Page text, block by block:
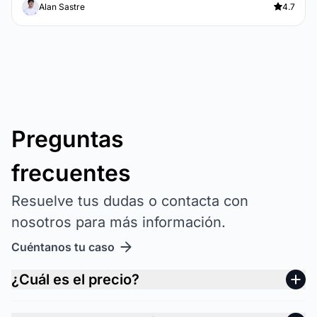
Alan Sastre 4.7
Preguntas
frecuentes
Resuelve tus dudas o contacta con
nosotros para más información.
Cuéntanos tu caso
¿Cuál es el precio?